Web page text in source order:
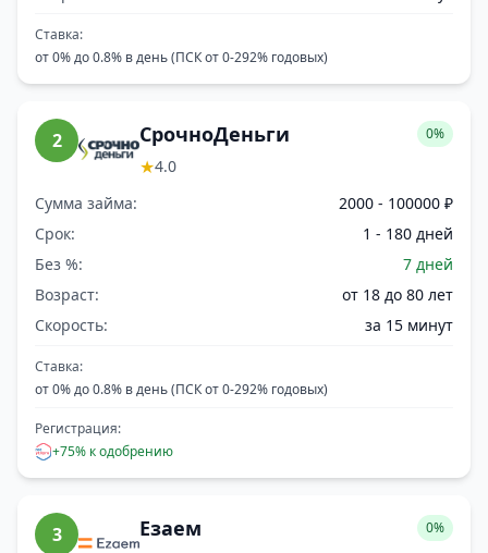
Ставка:
от 0% до 0.8% в день (ПСК от 0-292% годовых)
2 СрочноДеньги
★4.0
0%
Сумма займа:
2000 - 100000 ₽
Срок:
1 - 180 дней
Без %:
7 дней
Возраст:
от 18 до 80 лет
Скорость:
за 15 минут
Ставка:
от 0% до 0.8% в день (ПСК от 0-292% годовых)
Регистрация:
+75% к одобрению
3 Езаем 0%